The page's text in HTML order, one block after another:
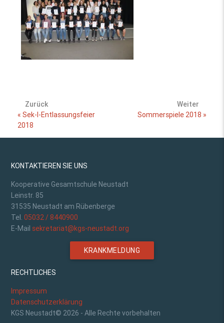
Zurück
« Sek-I-Entlassungsfeier
2018
Weiter
Sommerspiele 2018 »
KONTAKTIEREN SIE UNS
Kooperative Gesamtschule Neustadt
Leinstr. 85
31535 Neustadt am Rübenberge
Tel.05032 / 8440900
E-Mail sekretariat@kgs-neustadt.org
KRANKMELDUNG
RECHTLICHES
Impressum
Datenschutzerklärung
KGS Neustadt© 2026 - Alle Rechte vorbehalten